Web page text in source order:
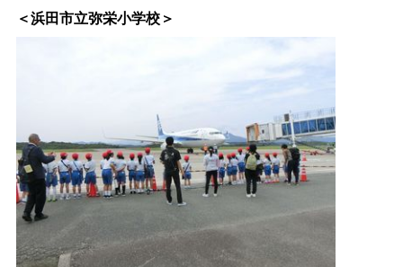
＜浜田市立弥栄小学校＞